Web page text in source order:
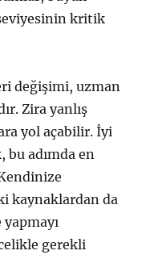
kritik
değişimi, uzman
Zira yanlış
yol açabilir. İyi
adımda en
kaynaklardan da
gerekli